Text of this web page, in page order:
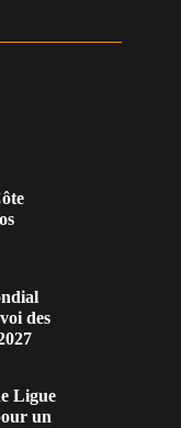
des
Ligue
un